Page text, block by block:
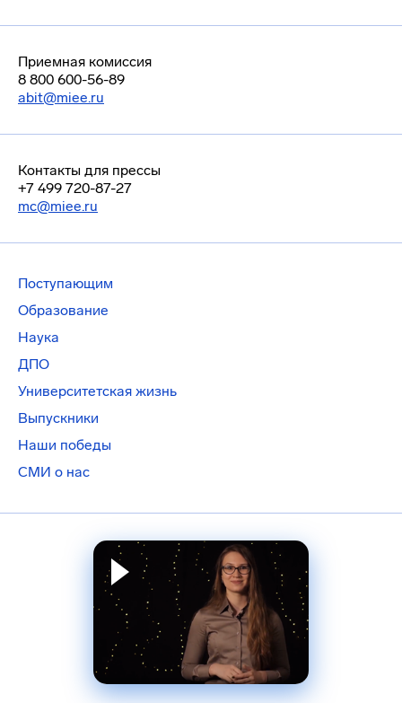
Приемная комиссия
8 800 600-56-89
abit@miee.ru
Контакты для прессы
+7 499 720-87-27
mc@miee.ru
Поступающим
Образование
Наука
ДПО
Университетская жизнь
Выпускники
Наши победы
СМИ о нас